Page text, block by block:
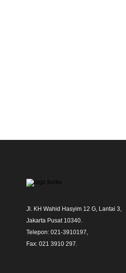
Jl. KH Wahid Hasyim 12 G, Lantai 3,
Jakarta Pusat 10340.
Telepon: 021-3910197,
Fax: 021 3910 297.